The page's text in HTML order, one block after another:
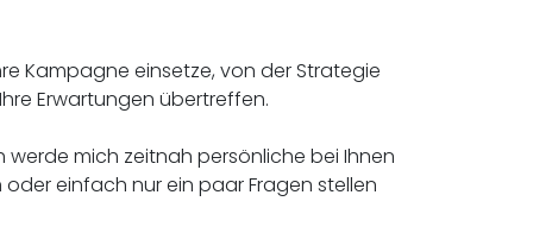
Kampagne einsetze, von der Strategie
Erwartungen übertreffen.
mich zeitnah persönliche bei Ihnen
einfach nur ein paar Fragen stellen